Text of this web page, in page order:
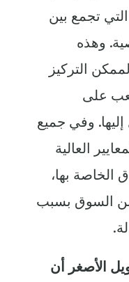
تجمع بين
وهذه
التركيز
على
وفي جميع
العالية
بها،
السوق بسبب
الأصغر أن